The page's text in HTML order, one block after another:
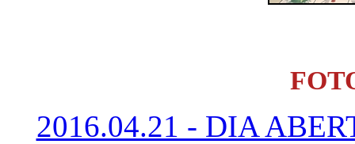
2016.04.21 - DIA